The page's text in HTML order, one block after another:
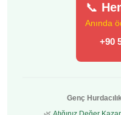
📞
Anında
+90
Genç